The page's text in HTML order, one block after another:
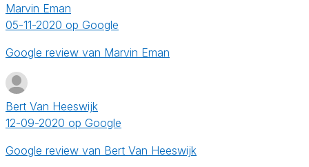
Marvin Eman
05-11-2020 op Google
Google review van Marvin Eman
Bert Van Heeswijk
12-09-2020 op Google
Google review van Bert Van Heeswijk